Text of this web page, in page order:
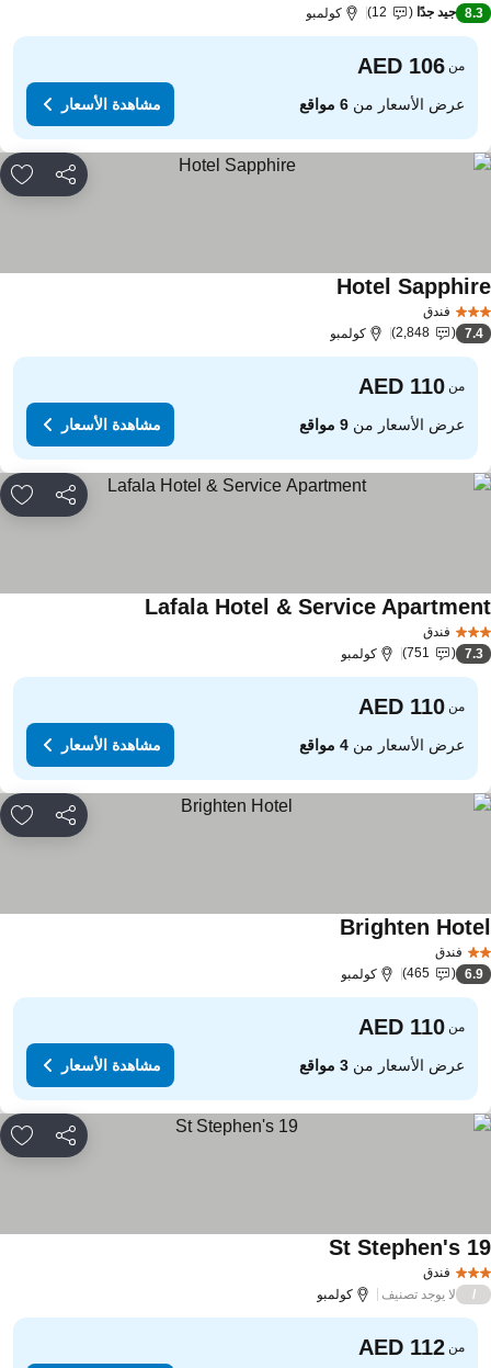
8.3 جيد جدًا 12 كولمبو
من
عرض الأسعار من6 مواقع مشاهدة الأسعار
مشاركة
فندق
Hotelمشاهدة الأسعار
7.4
2,848 كولمبو
من
عرض الأسعار من9 مواقع مشاهدة الأسعار
مشاركة
فندق
Lafala Hotel & Serviceمشاهدة الأسعار
7.3
751 كولمبو
من
عرض الأسعار من4 مواقع مشاهدة الأسعار
مشاركة
فندق
Brightenمشاهدة الأسعار
6.9
465 كولمبو
من
عرض الأسعار من3 مواقع مشاهدة الأسعار
مشاركة
فندق
19 St مشاهدة الأسعار
لا يوجد تصنيف كولمبو
من